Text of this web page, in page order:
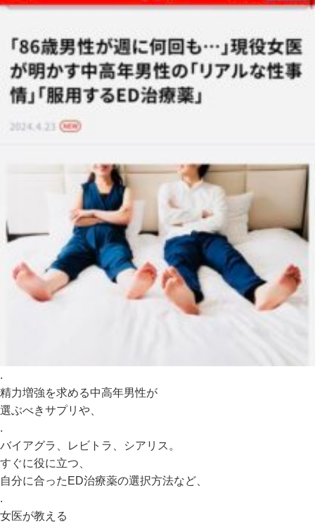
.
精力増強を求める中高年男性が
選ぶべきサプリや、
.
バイアグラ、レビトラ、シアリス。
すぐに役に立つ、
自分に合ったED治療薬の選択方法など、
.
女医が教える